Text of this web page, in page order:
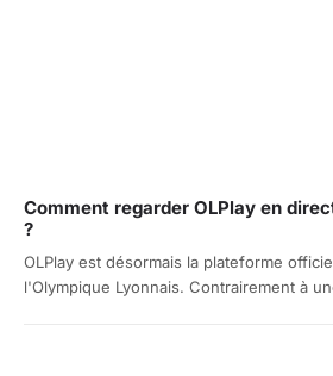
Comment regarder OLPlay en
?
OLPlay est désormais la plateforme
l'Olympique Lyonnais. Contrairement à